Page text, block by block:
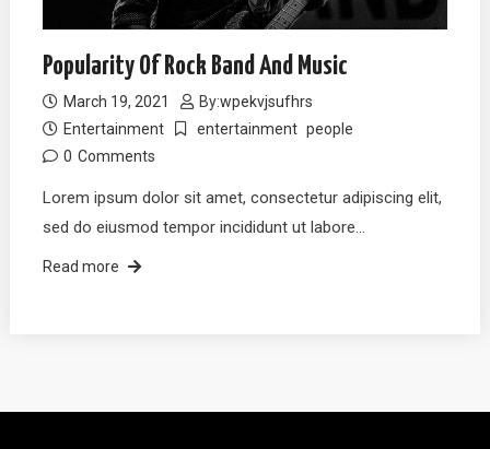
Popularity Of Rock Band And Music
March 19, 2021 By:wpekvjsufhrs
Entertainment
entertainment people
0 Comments
Lorem ipsum dolor sit amet, consectetur adipiscing elit,
sed do eiusmod tempor incididunt ut labore…
Read more